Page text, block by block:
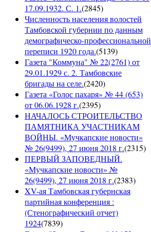
17.09.1932. С. 1.(2845)
Численность населения волостей
Тамбовской губернии по данным
демографическо-профессиональной
переписи 1920 года.(5139)
Газета "Коммуна" № 22(2761) от
29.01.1929 с. 2. Тамбовские
бригады на селе.(2420)
Газета «Голос пахаря» № 44 (653)
от 06.06.1928 г.(2395)
НАЧАЛОСЬ СТРОИТЕЛЬСТВО
ПАМЯТНИКА УЧАСТНИКАМ
ВОЙНЫ. «Мучкапские новости»
№ 26(9499), 27 июня 2018 г.(2315)
ПЕРВЫЙ ЗАПОВЕДНЫЙ.
«Мучкапские новости» №
26(9499), 27 июня 2018 г.(2383)
XV-ая Тамбовская губернская
партийная конференция :
(Стенографический отчет)
1924(7839)